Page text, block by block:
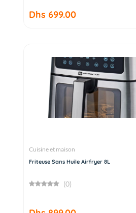
Dhs 699.00
Cuisine et maison
Friteuse Sans Huile Airfryer 8L
(0)